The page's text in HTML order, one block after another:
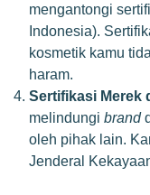
mengantongi
Indonesia).
kosmetik kamu
haram.
Sertifikasi Merek
melindungi brand
oleh pihak lain.
Jenderal